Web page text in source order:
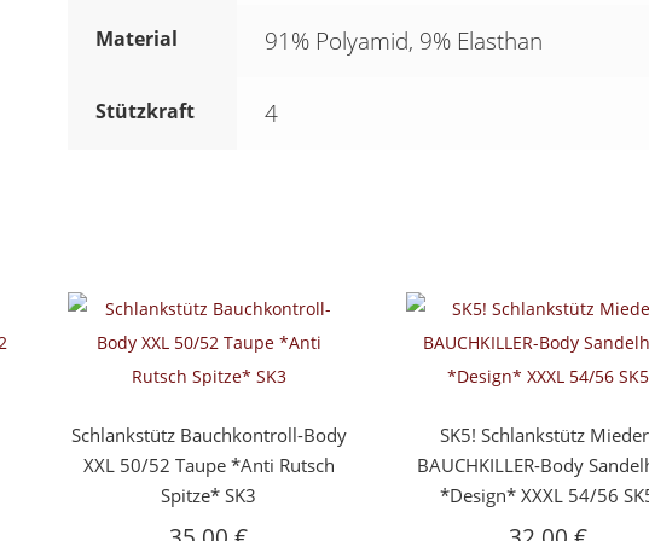
Material 91% Polyamid, 9% Elasthan
Stützkraft 4
Schlankstütz Bauchkontroll-Body
XXL 50/52 Taupe *Anti Rutsch
Spitze* SK3
SK5! Schlankstütz
BAUCHKILLER-Body
*Design* XXXL 54/56